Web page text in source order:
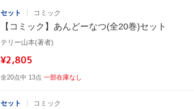
セット コミック
【コミック】あんどーなつ(全20巻)セット
テリー山本(著者)
¥2,805
全20点中 13点 一部在庫なし
セット コミック